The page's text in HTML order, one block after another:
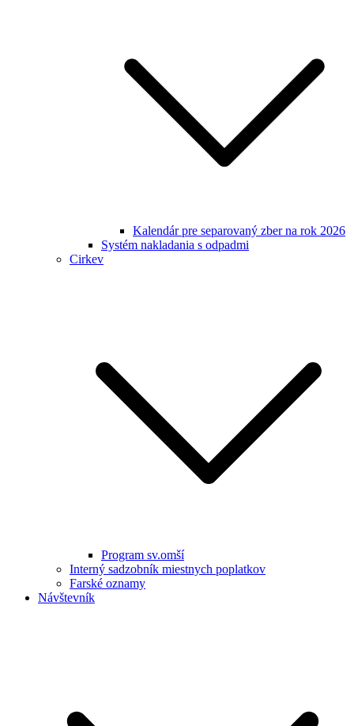
Kalendár pre separovaný zber na rok 2026
Systém nakladania s odpadmi
Cirkev
Program sv.omší
Interný sadzobník miestnych poplatkov
Farské oznamy
Návštevník